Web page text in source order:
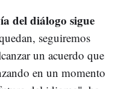
del diálogo sigue
seguiremos
un acuerdo que
en un momento